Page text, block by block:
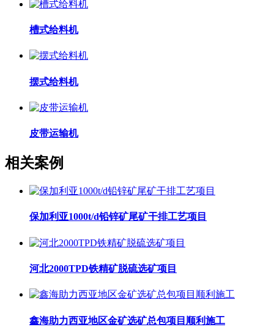
槽式给料机
摆式给料机
皮带运输机
相关案例
保加利亚1000t/d铅锌矿尾矿干排工艺项目
河北2000TPD铁精矿脱硫选矿项目
鑫海助力西亚地区金矿选矿总包项目顺利施工